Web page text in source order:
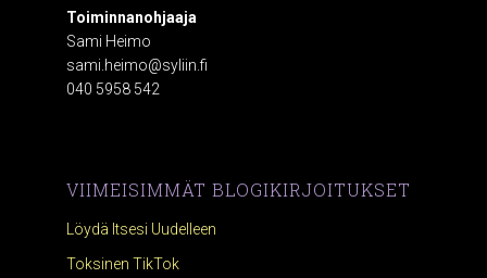
Toiminnanohjaaja
Sami Heimo
sami.heimo@syliin.fi
040 5958 542
VIIMEISIMMÄT BLOGIKIRJOITUKSET
Löydä Itsesi Uudelleen
Toksinen TikTok